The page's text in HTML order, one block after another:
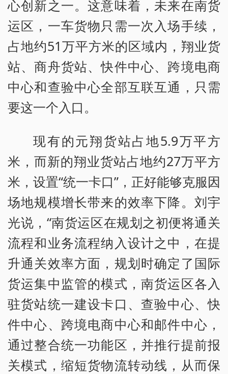
心创新之一。这意味着，未来在南货
运区，一车货物只需一次入场手续，
占地约51万平方米的区域内，翔业货
站、商舟货站、快件中心、跨境电商
中心和查验中心全部互联互通，只需
要这一个入口。
现有的元翔货站占地5.9万平方
米，而新的翔业货站占地约27万平方
米，设置“统一卡口”，正好能够克服因
场地规模增长带来的效率下降。刘宇
光说，“南货运区在规划之初便将通关
流程和业务流程纳入设计之中，在提
升通关效率方面，规划时确定了国际
货运集中监管的模式，南货运区各入
驻货站统一建设卡口、查验中心、快
件中心、跨境电商中心和邮件中心，
通过整合统一功能区，并推行提前报
关模式，缩短货物流转动线，从而保